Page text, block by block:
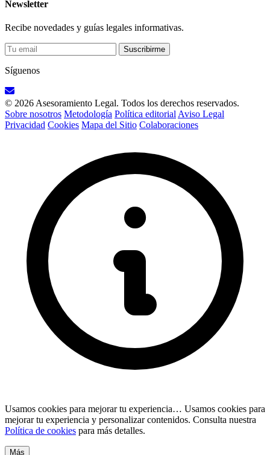
Newsletter
Recibe novedades y guías legales informativas.
Suscribirme
Síguenos
© 2026 Asesoramiento Legal. Todos los derechos reservados.
Sobre nosotros Metodología Política editorial Aviso Legal
Privacidad Cookies Mapa del Sitio Colaboraciones
Usamos cookies para mejorar tu experiencia… Usamos cookies para
mejorar tu experiencia y personalizar contenidos. Consulta nuestra
Política de cookies para más detalles.
Más